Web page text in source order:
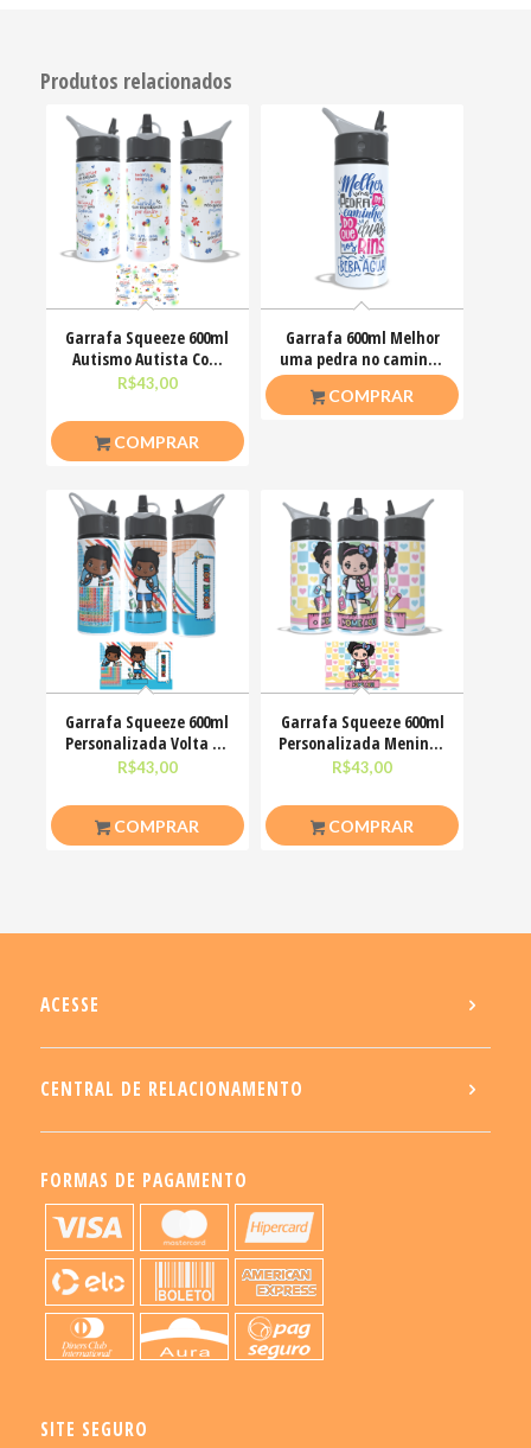
Produtos relacionados
Garrafa Squeeze 600ml
Autismo Autista Com
amor as peças se
R$43,00
COMPRAR
Garrafa 600ml Melhor
uma pedra no caminho
do que duas nos
COMPRAR
Garrafa Squeeze 600ml
Personalizada Volta às
aulas Meninos
R$43,00
COMPRAR
Garrafa Squeeze 600ml
Personalizada Meninas
Volta às aulas
R$43,00
COMPRAR
ACESSE
CENTRAL DE RELACIONAMENTO
FORMAS DE PAGAMENTO
SITE SEGURO